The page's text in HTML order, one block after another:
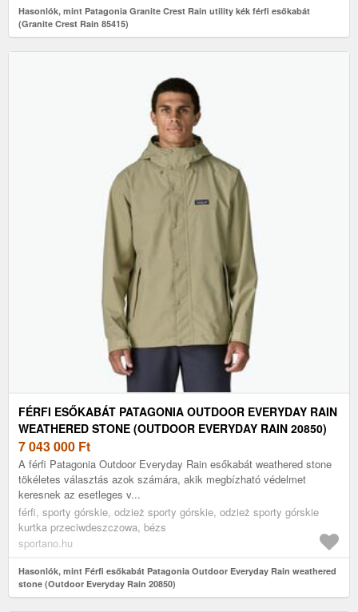
Hasonlók, mint Patagonia Granite Crest Rain utility kék férfi esőkabát
(Granite Crest Rain 85415)
FÉRFI ESŐKABÁT PATAGONIA OUTDOOR EVERYDAY RAIN
WEATHERED STONE (OUTDOOR EVERYDAY RAIN 20850)
7 043 000 Ft
A férfi Patagonia Outdoor Everyday Rain esőkabát weathered stone
tökéletes választás azok számára, akik megbízható védelmet
keresnek az esetleges v...
férfi, sporty górskie, odzież sporty górskie, odzież sporty górskie
kurtka przeciwdeszczowa, bézs
sportano.hu
Hasonlók, mint Férfi esőkabát Patagonia Outdoor Everyday Rain weathered
stone (Outdoor Everyday Rain 20850)